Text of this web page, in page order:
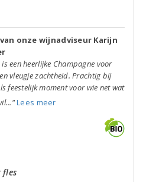
onze wijnadviseur Karijn
is een heerlijke Champagne voor
vleugje zachtheid. Prachtig bij
feestelijk moment voor wie net wat
Lees meer
fles